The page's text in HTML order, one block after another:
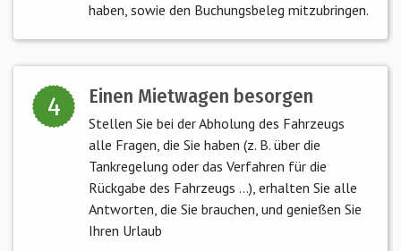
haben, sowie den Buchungsbeleg mitzubringen.
4 Einen Mietwagen besorgen
Stellen Sie bei der Abholung des Fahrzeugs
alle Fragen, die Sie haben (z. B. über die
Tankregelung oder das Verfahren für die
Rückgabe des Fahrzeugs ...), erhalten Sie alle
Antworten, die Sie brauchen, und genießen Sie
Ihren Urlaub